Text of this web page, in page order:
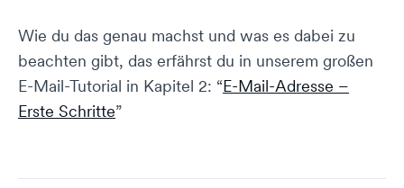
Wie du das genau machst und was es dabei zu
beachten gibt, das erfährst du in unserem großen
E-Mail-Tutorial in Kapitel 2: “E-Mail-Adresse –
Erste Schritte”